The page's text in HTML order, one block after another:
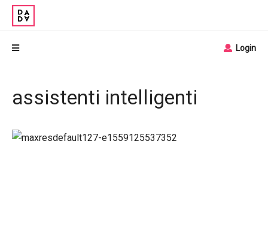
Login
assistenti intelligenti